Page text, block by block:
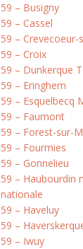
59 – Busigny
59 – Cassel
59 – Crevecoeur-
59 – Croix
59 – Dunkerque
59 – Eringhem
59 – Esquelbecq
59 – Faumont
59 – Forest-sur-
59 – Fourmies
59 – Gonnelieu
59 – Haubourdin
nationale
59 – Haveluy
59 –
59 – Iwuy